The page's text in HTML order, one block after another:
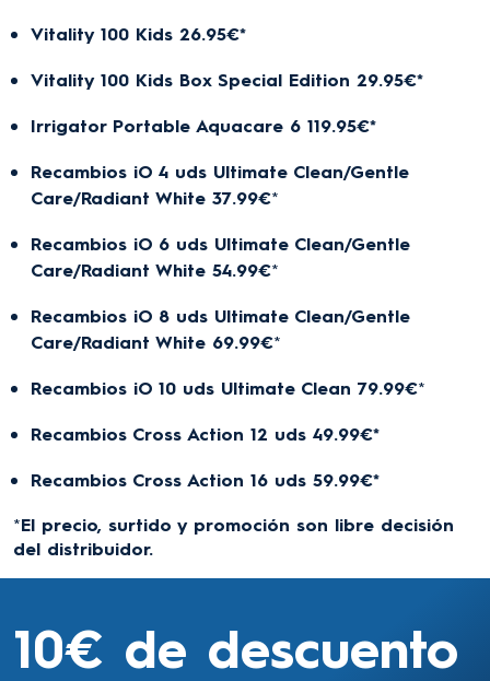
Vitality 100 Kids 26.95€*
Vitality 100 Kids Box Special Edition 29.95€*
Irrigator Portable Aquacare 6 119.95€*
Recambios iO 4 uds Ultimate Clean/Gentle
Care/Radiant White 37.99€*
Recambios iO 6 uds Ultimate Clean/Gentle
Care/Radiant White 54.99€*
Recambios iO 8 uds Ultimate Clean/Gentle
Care/Radiant White 69.99€*
Recambios iO 10 uds Ultimate Clean 79.99€*
Recambios Cross Action 12 uds 49.99€*
Recambios Cross Action 16 uds 59.99€*
*El precio, surtido y promoción son libre decisión
del distribuidor.
10€ de descuento